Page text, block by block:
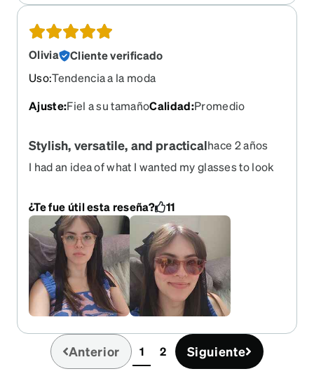
Olivia
Cliente verificado
Uso:Tendencia a la moda
Ajuste:Fiel a su tamañoCalidad:Promedio
Stylish, versatile, and practicalhace 2 años
I had an idea of what I wanted my glasses to look
this for 10yrs. Finally they exist & in my price
range! I got the translucent pink frames with the
pink/brown tinted click-on shades. They are so
freaking cute and I can wear them with anything.
And the best part for me as an Autistic person
with Sensory Processing Disorder is they are
perfect for when I need protection from the
brightness of everyday life, which means I have
less meltdowns & can enjoy myself out more. I'm
gonna get the blue pair next, & I'm convincing my
partner to get the green ones for his migraines as
well. Very happy with my purchase!
¿Te fue útil esta reseña? 11
Anterior 1(current)
2 Siguiente